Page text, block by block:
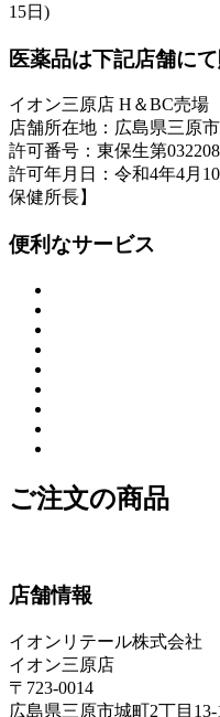
15日)
医薬品は下記店舗に
イオン三原店 H＆BC売場
店舗所在地：広島県三原
許可番号：東保生第
許可年月日：令和4年4月
保健所長】
便利なサービス
ご注文の商品
店舗情報
イオンリテール株式会社
イオン三原店
〒723-0014
広島県三原市城町2丁目13-